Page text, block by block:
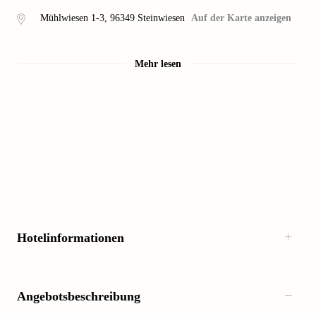
Mühlwiesen 1-3, 96349 Steinwiesen Auf der Karte anzeigen
Mehr lesen
Hotelinformationen
Angebotsbeschreibung